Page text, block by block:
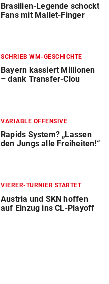
Brasilien-Legende schockt
Fans mit Mallet-Finger
SCHRIEB WM-GESCHICHTE
Bayern kassiert Millionen
– dank Transfer-Clou
VARIABLE OFFENSIVE
Rapids System? „Lassen
den Jungs alle Freiheiten!“
VIERER-TURNIER STARTET
Austria und SKN hoffen
auf Einzug ins CL-Playoff